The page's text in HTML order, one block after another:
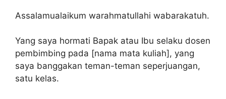
Assalamualaikum warahmatullahi wabarakatuh.
Yang saya hormati Bapak atau Ibu selaku dosen
pembimbing pada [nama mata kuliah], yang
saya banggakan teman-teman seperjuangan,
satu kelas.